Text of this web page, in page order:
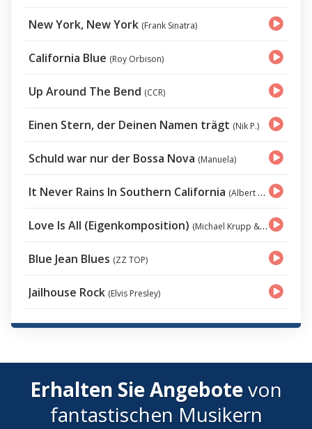
New York, New York (Frank Sinatra)
California Blue (Roy Orbison)
Up Around The Bend (CCR)
Einen Stern, der Deinen Namen trägt (Nik P.)
Schuld war nur der Bossa Nova (Manuela)
It Never Rains In Southern California (Albert Hammond)
Love Is All (Eigenkomposition) (Michael Krupp & Starjet)
Blue Jean Blues (ZZ TOP)
Jailhouse Rock (Elvis Presley)
Erhalten Sie Angebotevon
fantastischen Musikern